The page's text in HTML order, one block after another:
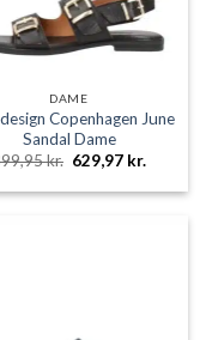
DAME
Copenhagen June
Sandal Dame
kr. Den
oprindelige
pris
629,97 kr.Den
pris
629,97